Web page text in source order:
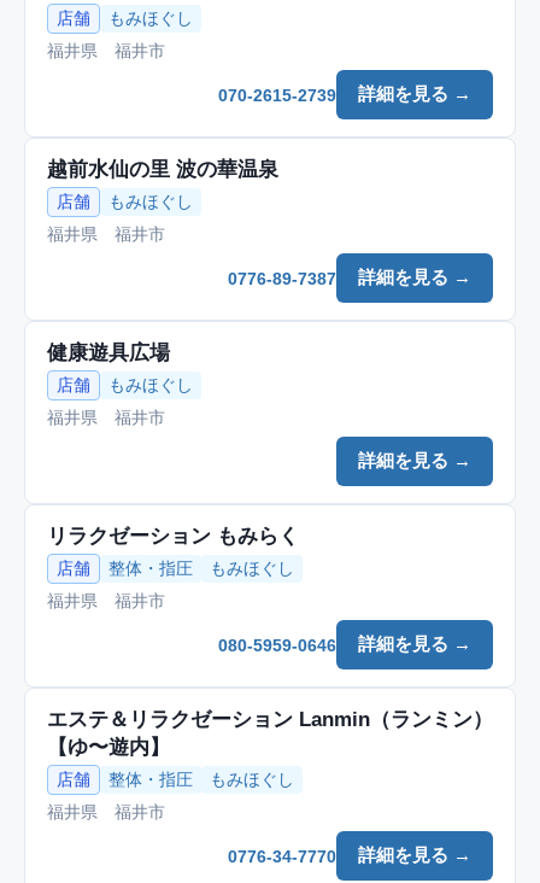
店舗
もみほぐし
福井県 福井市
詳細を見る →
070-2615-2739
越前水仙の里 波の華温泉
店舗
もみほぐし
福井県 福井市
詳細を見る →
0776-89-7387
健康遊具広場
店舗
もみほぐし
福井県 福井市
詳細を見る →
リラクゼーション もみらく
店舗 整体・指圧
もみほぐし
福井県 福井市
詳細を見る →
080-5959-0646
エステ＆リラクゼーション Lanmin（ランミン）
【ゆ〜遊内】
店舗 整体・指圧
もみほぐし
福井県 福井市
詳細を見る →
0776-34-7770